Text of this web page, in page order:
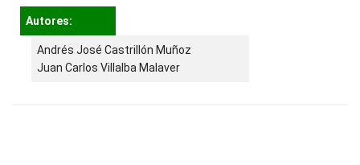
Autores:
Andrés José Castrillón Muñoz
Juan Carlos Villalba Malaver